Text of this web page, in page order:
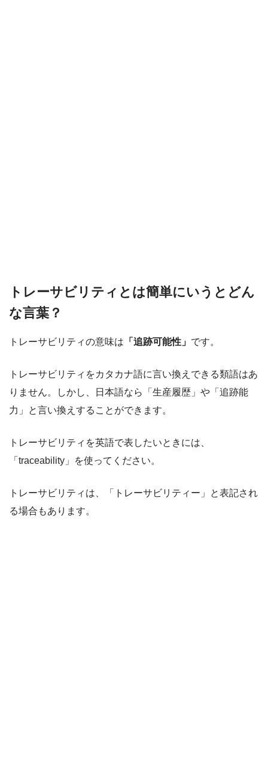
トレーサビリティとは簡単にいうとどん
な言葉？
トレーサビリティの意味は 「追跡可能性」 です。
トレーサビリティをカタカナ語に言い換えできる類語はあ
りません。しかし、日本語なら「生産履歴」や「追跡能
力」と言い換えすることができます。
トレーサビリティを英語で表したいときには、
「traceability」を使ってください。
トレーサビリティは、「トレーサビリティー」と表記され
る場合もあります。